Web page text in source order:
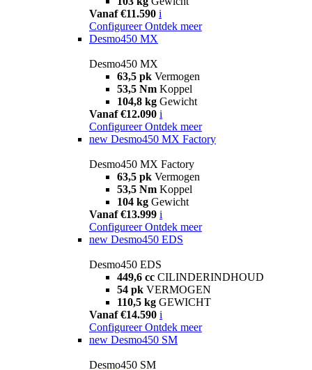
Vanaf €11.590 i
Configureer Ontdek meer
Desmo450 MX
Desmo450 MX
63,5 pk Vermogen
53,5 Nm Koppel
104,8 kg Gewicht
Vanaf €12.090 i
Configureer Ontdek meer
new Desmo450 MX Factory
Desmo450 MX Factory
63,5 pk Vermogen
53,5 Nm Koppel
104 kg Gewicht
Vanaf €13.999 i
Configureer Ontdek meer
new Desmo450 EDS
Desmo450 EDS
449,6 cc CILINDERINDHOUD
54 pk VERMOGEN
110,5 kg GEWICHT
Vanaf €14.590 i
Configureer Ontdek meer
new Desmo450 SM
Desmo450 SM